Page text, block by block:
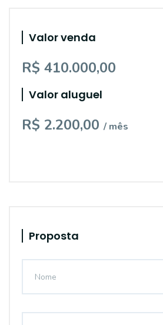
Valor venda
R$ 410.000,00
Valor aluguel
R$ 2.200,00 / mês
Proposta